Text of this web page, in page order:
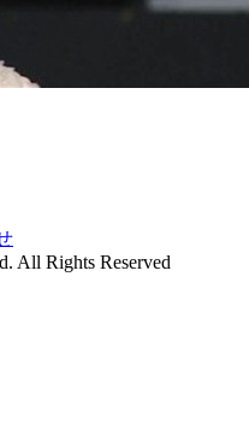
All Rights Reserved